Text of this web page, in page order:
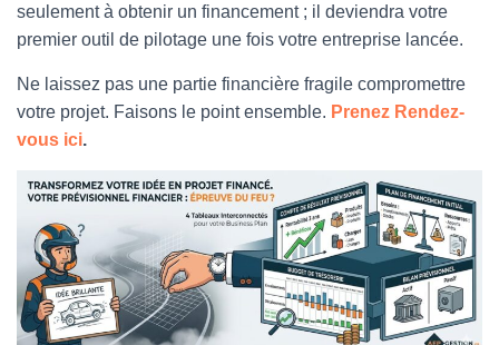
seulement à obtenir un financement ; il deviendra votre
premier outil de pilotage une fois votre entreprise lancée.
Ne laissez pas une partie financière fragile compromettre
votre projet. Faisons le point ensemble. Prenez Rendez-
vous ici.